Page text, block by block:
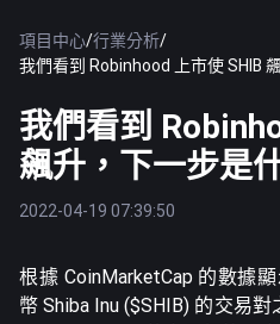
項目中心/行業分析/
我們看到 Robinhood 上市使 SHIB
我們看到
飆升，下一步是
2022-04-19 07:39:50
根據 CoinMarketCap 的數據
幣 Shiba Inu ($SHIB) 的交易